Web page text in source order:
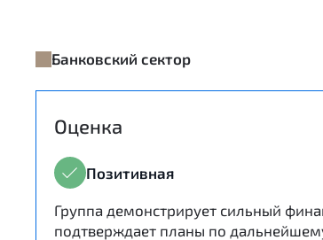
Банковский сектор
Оценка
Позитивная
Группа демонстрирует сильный
подтверждает планы по